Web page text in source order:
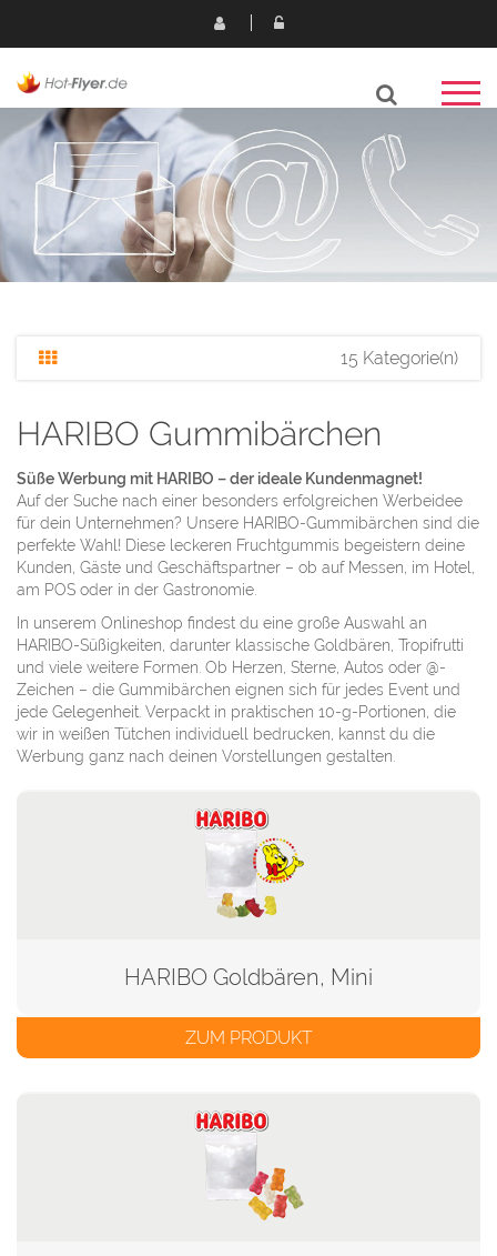
15 Kategorie(n)
HARIBO Gummibärchen
Süße Werbung mit HARIBO – der ideale Kundenmagnet!
Auf der Suche nach einer besonders erfolgreichen Werbeidee
für dein Unternehmen? Unsere HARIBO-Gummibärchen sind die
perfekte Wahl! Diese leckeren Fruchtgummis begeistern deine
Kunden, Gäste und Geschäftspartner – ob auf Messen, im Hotel,
am POS oder in der Gastronomie.
In unserem Onlineshop findest du eine große Auswahl an
HARIBO-Süßigkeiten, darunter klassische Goldbären, Tropifrutti
und viele weitere Formen. Ob Herzen, Sterne, Autos oder @-
Zeichen – die Gummibärchen eignen sich für jedes Event und
jede Gelegenheit. Verpackt in praktischen 10-g-Portionen, die
wir in weißen Tütchen individuell bedrucken, kannst du die
Werbung ganz nach deinen Vorstellungen gestalten.
HARIBO Goldbären, Mini
ZUM PRODUKT